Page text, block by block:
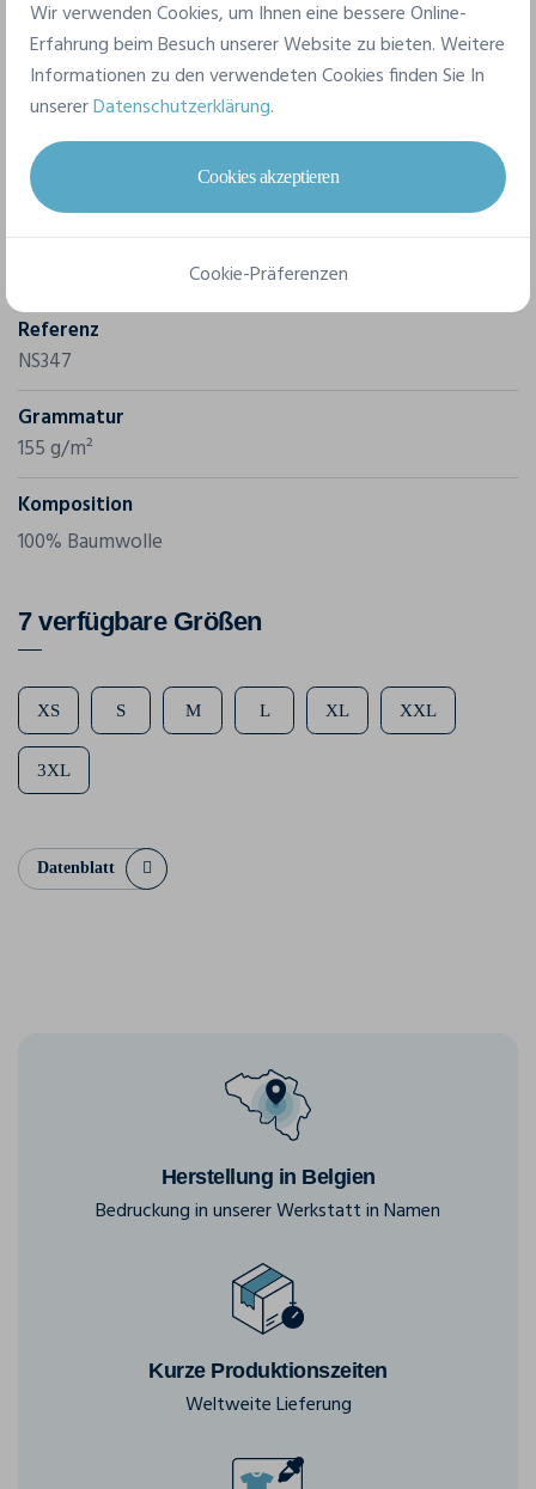
Merkmale
Marke
Referenz
NS347
Grammatur
155 g/m²
Komposition
100% Baumwolle
7 verfügbare Größen
XS S M L XL XXL
3XL
Datenblatt
Herstellung in Belgien
Bedruckung in unserer Werkstatt in Namen
Kurze Produktionszeiten
Weltweite Lieferung
Wir verwenden Cookies, um Ihnen eine bessere Online-
Erfahrung beim Besuch unserer Website zu bieten. Weitere
Informationen zu den verwendeten Cookies finden Sie In
unsererDatenschutzerklärung.
Cookies akzeptieren
Cookie-Präferenzen